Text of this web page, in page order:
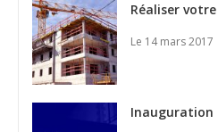
Réaliser
Le 14 mars 2017
Inauguration